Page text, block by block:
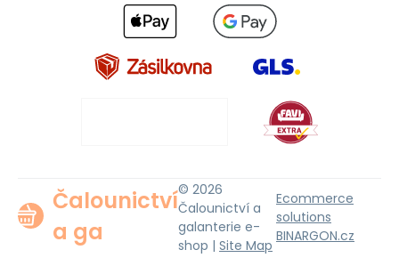
Čalounictví
a ga
© 2026
Čalounictví a
galanterie e-
shop | Site Map
Ecommerce
solutions
BINARGON.cz